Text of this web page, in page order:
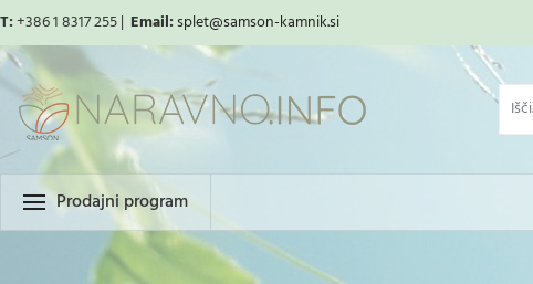
T:+386 1 8317 255 | Email:splet@samson-kamnik.si
Prodajni program